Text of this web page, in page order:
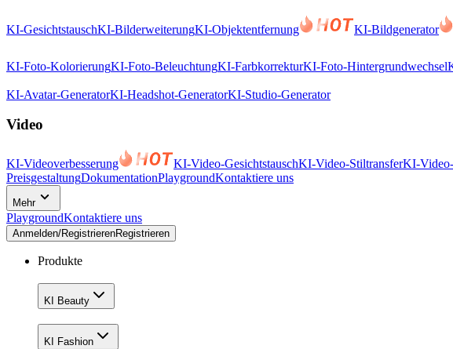
KI-GesichtstauschKI-BilderweiterungKI-Objektentfernung KI-Bildgenerator
KI-Foto-KolorierungKI-Foto-BeleuchtungKI-FarbkorrekturKI-Foto-Hintergrundwechsel
KI-Avatar-GeneratorKI-Headshot-GeneratorKI-Studio-Generator
Video
KI-Videoverbesserung KI-Video-GesichtstauschKI-Video-StiltransferKI-
PreisgestaltungDokumentationPlaygroundKontaktiere uns
Mehr
PlaygroundKontaktiere uns
Anmelden/RegistrierenRegistrieren
Produkte
KI Beauty
KI Fashion